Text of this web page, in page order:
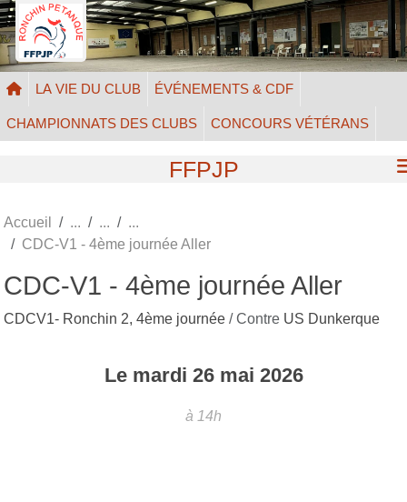
LA VIE DU CLUB ÉVÉNEMENTS & CDF
CHAMPIONNATS DES CLUBS CONCOURS VÉTÉRANS
FFPJP
Accueil
CDC-V1 - 4ème journée Aller
CDC-V1 - 4ème journée Aller
CDCV1- Ronchin 2, 4ème journée / Contre US Dunkerque
Le mardi 26 mai 2026
à 14h
Panneau de gestion des cookies